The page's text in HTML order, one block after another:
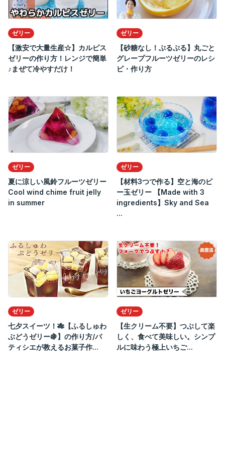
ゼリー
【激安で大量生産☆】カルピス
ゼリーの作り方！レンジで簡単
♪まぜて冷やすだけ！
ゼリー
【砂糖なし！ぷるぷる】丸ごと
グレープフルーツゼリーのレシ
ピ・作り方
ゼリー
夏に涼しい風鈴フルーツゼリー
Cool wind chime fruit jelly
in summer
ゼリー
【材料3つで作る】空と海のビ
ー玉ゼリー 【Made with 3
ingredients】Sky and Sea
...
ゼリー
七夕スイーツ！🎋【ふるしゅわ
ぶどうゼリー🍇】の作り方/パ
ティシエが教えるお菓子作...
ゼリー
【生クリーム不要】つぶして楽
しく、食べて美味しい。シンプ
ルに味わう極上いちご...